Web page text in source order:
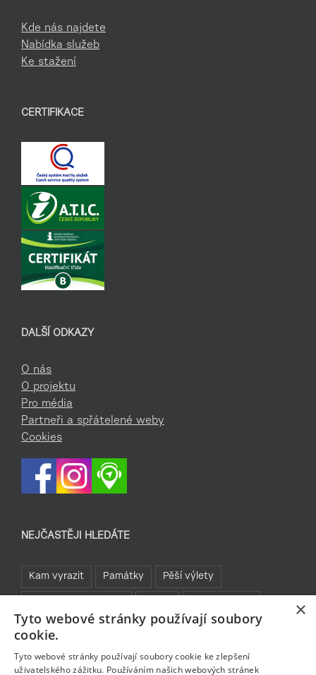
Kde nás najdete
Nabídka služeb
Ke stažení
CERTIFIKACE
DALŠÍ ODKAZY
O nás
O projektu
Pro média
Partneři a spřátelené weby
Cookies
NEJČASTĚJI HLEDÁTE
Kam vyrazit Památky Pěší výlety
Jablonecká přehrada Rozhledny
Bavte se v Jablonci
×
Tyto webové stránky používají soubory
cookie.
Tyto webové stránky používají soubory cookie ke zlepšení
uživatelského zážitku. Používáním našich webových stránek